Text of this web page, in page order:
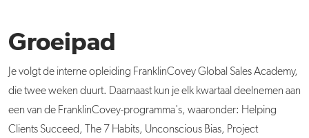
Groeipad
Je volgt de interne opleiding FranklinCovey Global Sales Academy,
die twee weken duurt. Daarnaast kun je elk kwartaal deelnemen aan
een van de FranklinCovey-programma's, waaronder: Helping
Clients Succeed, The 7 Habits, Unconscious Bias, Project